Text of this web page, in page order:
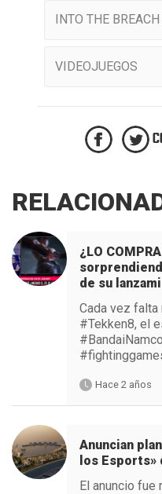
INTO THE BREACH
VIDEOJUEGOS
¿LO
de su
Cada vez
#Tekken8, el
Hace 2 años
Anuncian
los
El anuncio fue